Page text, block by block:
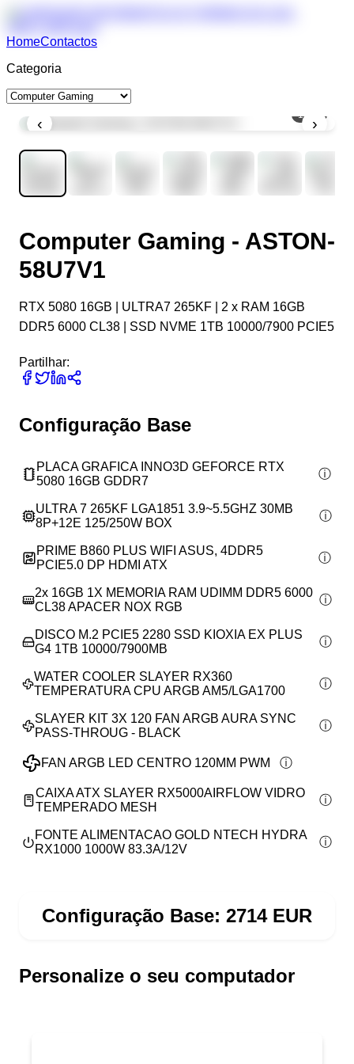
HomeContactos
Categoria
‹ ›
1/
Computer Gaming - ASTON-
58U7V1
RTX 5080 16GB | ULTRA7 265KF | 2 x RAM 16GB
DDR5 6000 CL38 | SSD NVME 1TB 10000/7900 PCIE5
Partilhar:
Configuração Base
PLACA GRAFICA INNO3D GEFORCE RTX
5080 16GB GDDR7
ULTRA 7 265KF LGA1851 3.9~5.5GHZ 30MB
8P+12E 125/250W BOX
PRIME B860 PLUS WIFI ASUS, 4DDR5
PCIE5.0 DP HDMI ATX
2x 16GB 1X MEMORIA RAM UDIMM DDR5 6000
CL38 APACER NOX RGB
DISCO M.2 PCIE5 2280 SSD KIOXIA EX PLUS
G4 1TB 10000/7900MB
WATER COOLER SLAYER RX360
TEMPERATURA CPU ARGB AM5/LGA1700
SLAYER KIT 3X 120 FAN ARGB AURA SYNC
PASS-THROUG - BLACK
FAN ARGB LED CENTRO 120MM PWM
CAIXA ATX SLAYER RX5000AIRFLOW VIDRO
TEMPERADO MESH
FONTE ALIMENTACAO GOLD NTECH HYDRA
RX1000 1000W 83.3A/12V
Configuração Base: 2714 EUR
Personalize o seu computador